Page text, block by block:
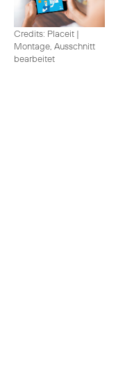
Credits: Placeit |
Montage, Ausschnitt
bearbeitet